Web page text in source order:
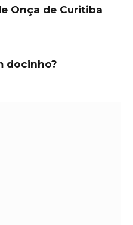
Onça de Curitiba
docinho?